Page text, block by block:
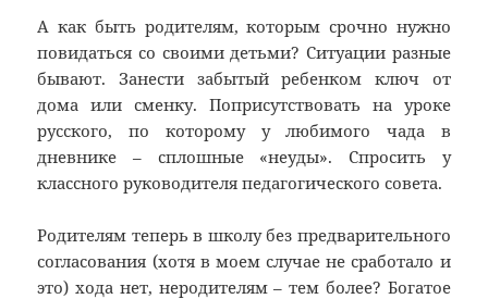
А как быть родителям, которым срочно нужно
повидаться со своими детьми? Ситуации разные
бывают. Занести забытый ребенком ключ от
дома или сменку. Поприсутствовать на уроке
русского, по которому у любимого чада в
дневнике – сплошные «неуды». Спросить у
классного руководителя педагогического совета.
Родителям теперь в школу без предварительного
согласования (хотя в моем случае не сработало и
это) хода нет, неродителям – тем более? Богатое